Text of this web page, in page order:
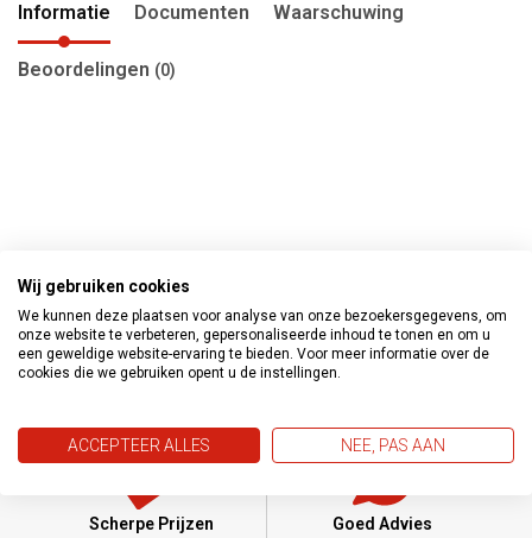
Informatie Documenten Waarschuwing
Beoordelingen (0)
Scherpe Prijzen Goed Advies
Wij gebruiken cookies
We kunnen deze plaatsen voor analyse van onze bezoekersgegevens, om
onze website te verbeteren, gepersonaliseerde inhoud te tonen en om u
een geweldige website-ervaring te bieden. Voor meer informatie over de
cookies die we gebruiken opent u de instellingen.
ACCEPTEER ALLES NEE, PAS AAN